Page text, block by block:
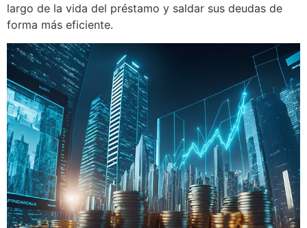
largo de la vida del préstamo y saldar sus deudas de
forma más eficiente.